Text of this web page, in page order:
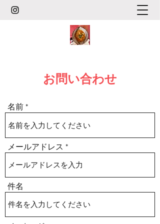
お問い合わせ
名前
メールアドレス
件名